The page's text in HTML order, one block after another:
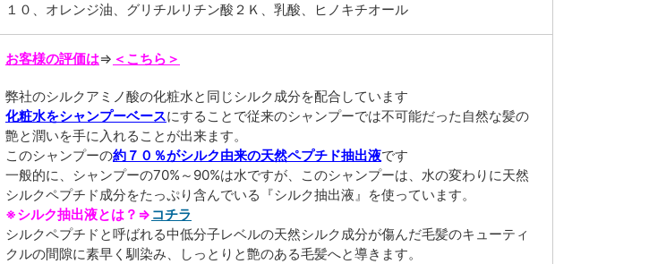
１０、オレンジ油、グリチルリチン酸２Ｋ、乳酸、ヒノキチオール
お客様の評価は⇒ ＜こちら＞
弊社のシルクアミノ酸の化粧水と同じシルク成分を配合しています
化粧水をシャンプーベースにすることで従来のシャンプーでは不可能だった自然な髪の
艶と潤いを手に入れることが出来ます。
このシャンプーの約７０％がシルク由来の天然ペプチド抽出液です
一般的に、シャンプーの70%～90%は水ですが、このシャンプーは、水の変わりに天然
シルクペプチド成分をたっぷり含んでいる『シルク抽出液』を使っています。
※シルク抽出液とは？⇒ コチラ
シルクペプチドと呼ばれる中低分子レベルの天然シルク成分が傷んだ毛髪のキューティ
クルの間隙に素早く馴染み、しっとりと艶のある毛髪へと導きます。